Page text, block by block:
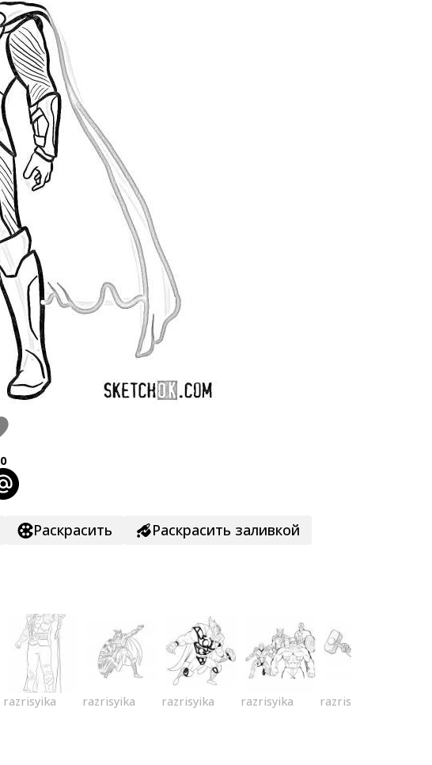
0
Раскрасить Раскрасить заливкой
razrisyika razrisyika razrisyika razrisyika razrisyika